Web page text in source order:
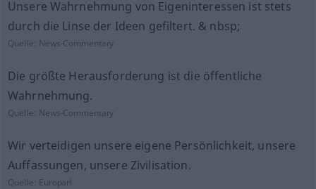
Unsere Wahrnehmung von Eigeninteressen ist stets
durch die Linse der Ideen gefiltert. & nbsp;
Quelle: News-Commentary
Die größte Herausforderung ist die öffentliche
Wahrnehmung.
Quelle: News-Commentary
Wir verteidigen unsere eigene Persönlichkeit, unsere
Auffassungen, unsere Zivilisation.
Quelle: Europarl